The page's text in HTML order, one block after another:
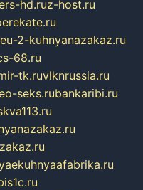
hd.ruz-host.ru
2-kuhnyanazakaz.ru
68.ru
tk.ruvlknrussia.ru
seks.rubankaribi.ru